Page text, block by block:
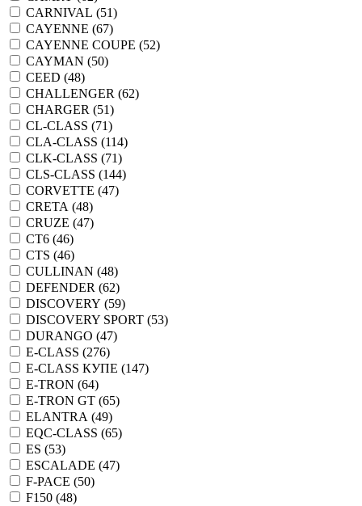
CARNIVAL (51)
CAYENNE (67)
CAYENNE COUPE (52)
CAYMAN (50)
CEED (48)
CHALLENGER (62)
CHARGER (51)
CL-CLASS (71)
CLA-CLASS (114)
CLK-CLASS (71)
CLS-CLASS (144)
CORVETTE (47)
CRETA (48)
CRUZE (47)
CT6 (46)
CTS (46)
CULLINAN (48)
DEFENDER (62)
DISCOVERY (59)
DISCOVERY SPORT (53)
DURANGO (47)
E-CLASS (276)
E-CLASS КУПЕ (147)
E-TRON (64)
E-TRON GT (65)
ELANTRA (49)
EQC-CLASS (65)
ES (53)
ESCALADE (47)
F-PACE (50)
F150 (48)